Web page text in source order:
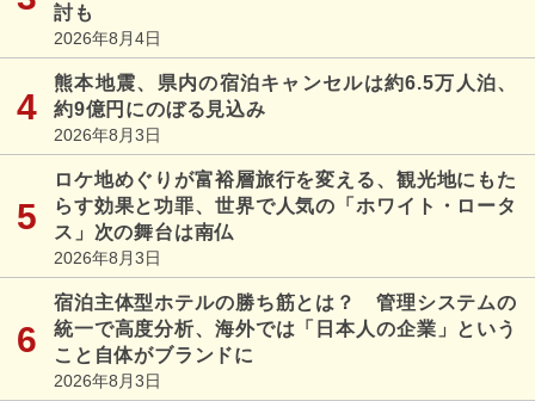
討も
2026年8月4日
熊本地震、県内の宿泊キャンセルは約6.5万人泊、
約9億円にのぼる見込み
2026年8月3日
ロケ地めぐりが富裕層旅行を変える、観光地にもた
らす効果と功罪、世界で人気の「ホワイト・ロータ
ス」次の舞台は南仏
2026年8月3日
宿泊主体型ホテルの勝ち筋とは？ 管理システムの
統一で高度分析、海外では「日本人の企業」という
こと自体がブランドに
2026年8月3日